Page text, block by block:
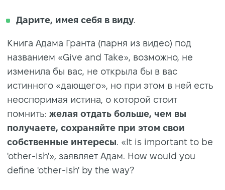
Дарите, имея себя в виду.
Книга Адама Гранта (парня из видео) под
названием «Give and Take», возможно, не
изменила бы вас, не открыла бы в вас
истинного «дающего», но при этом в ней есть
неоспоримая истина, о которой стоит
помнить: желая отдать больше, чем вы
получаете, сохраняйте при этом свои
собственные интересы. «It is important to be
'other-ish'», заявляет Адам. How would you
define 'other-ish' by the way?